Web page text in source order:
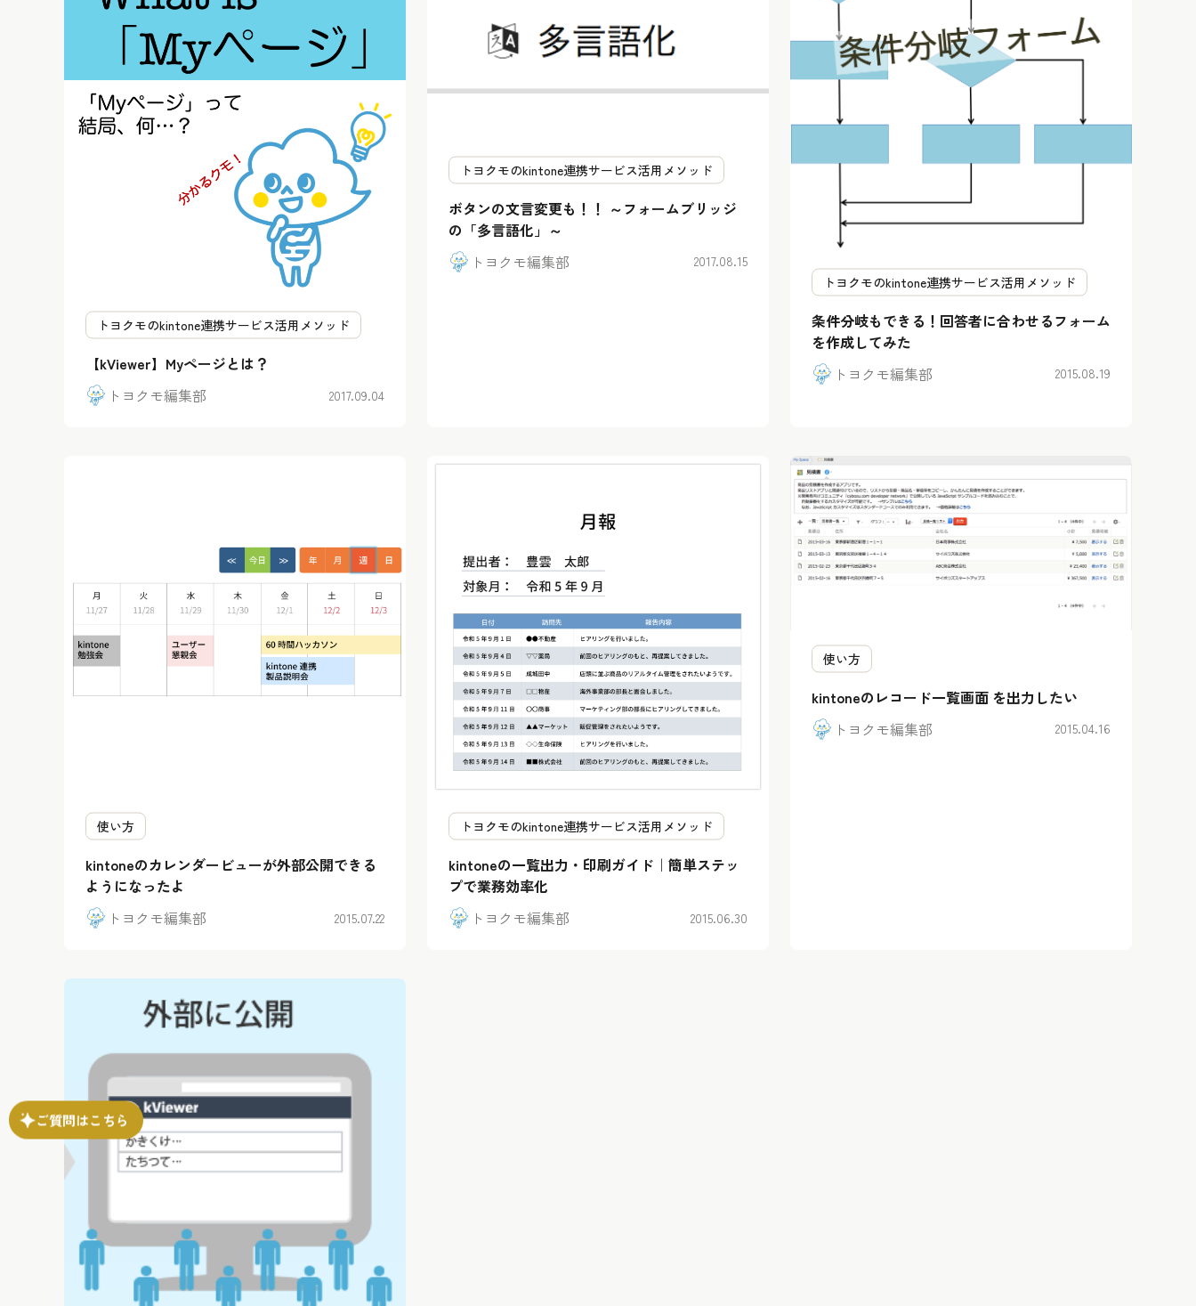
トヨクモのkintone連携サービス活用メソッド
【kViewer】Myページとは？
トヨクモ編集部
2017.09.04
トヨクモのkintone連携サービス活用メソッド
ボタンの文言変更も！！ ～フォームブリッジ
の「多言語化」～
トヨクモ編集部
2017.08.15
トヨクモのkintone連携サービス活用メソッド
条件分岐もできる！回答者に合わせるフォーム
を作成してみた
トヨクモ編集部
2015.08.19
使い方
kintoneのカレンダービューが外部公開できる
ようになったよ
トヨクモ編集部
2015.07.22
トヨクモのkintone連携サービス活用メソッド
kintoneの一覧出力・印刷ガイド｜簡単ステッ
プで業務効率化
トヨクモ編集部
2015.06.30
使い方
kintoneのレコード一覧画面 を出力したい
トヨクモ編集部
2015.04.16
ご質問はこちら